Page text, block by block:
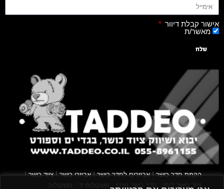
אישור קבלת דיוור
מאשר/ת
שלח
הקמת חדר כושר|אביזרים לחדר כושר|אביזרי כושר|ציוד כושר|
ציוד כושר ביתי חדר כושר פרטי משקולות יד משקולות